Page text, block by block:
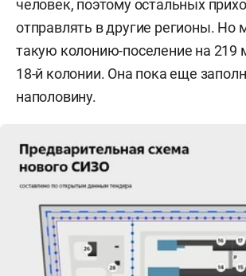
человек, поэтому остальных
отправлять в другие регионы. Но
такую колонию-поселение на 219
18-й колонии. Она пока еще
наполовину.